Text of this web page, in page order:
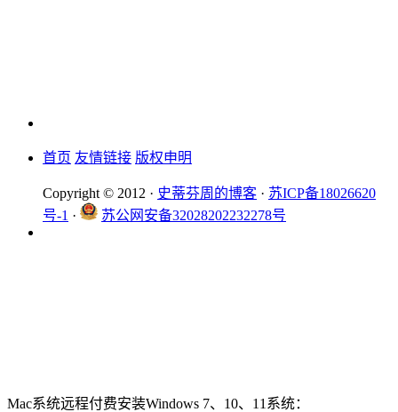
首页 友情链接 版权申明
Copyright © 2012 · 史蒂芬周的博客 · 苏ICP备18026620
号-1 · 苏公网安备32028202232278号
Mac系统远程付费安装Windows 7、10、11系统：